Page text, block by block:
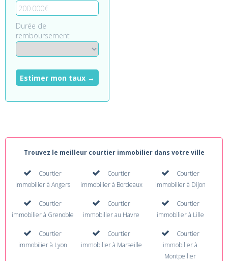
Durée de
remboursement
Estimer mon taux →
Trouvez le meilleur courtier immobilier dans votre ville
Courtier
immobilier à Angers
Courtier
immobilier à Bordeaux
Courtier
immobilier à Dijon
Courtier
immobilier à Grenoble
Courtier
immobilier au Havre
Courtier
immobilier à Lille
Courtier
immobilier à Lyon
Courtier
immobilier à Marseille
Courtier
immobilier à
Montpellier